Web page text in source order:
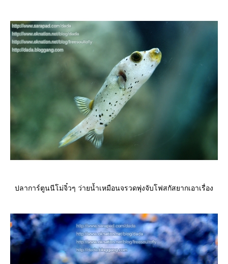
ปลาการ์ตูนนีโม่จิ๋วๆ ว่ายน้ำเหมือนจรวดพุ่งจับโฟสกัสยากเอาเรื่อง